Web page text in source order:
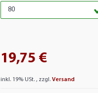
19,75 €
inkl. 19% USt. , zzgl.Versand